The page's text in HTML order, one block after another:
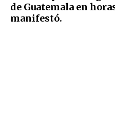
de Guatemala en
manifestó.